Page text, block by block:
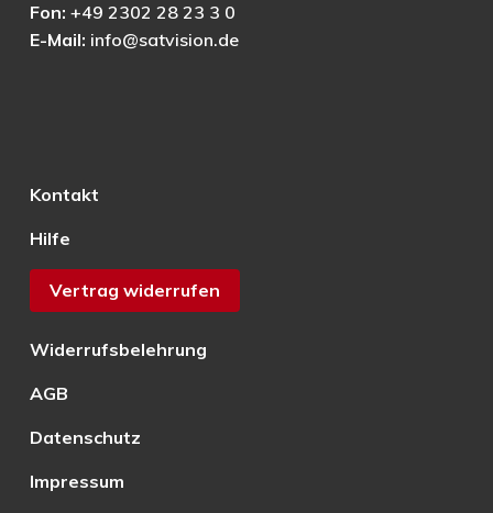
Fon: +49 2302 28 23 3 0
E-Mail: info@satvision.de
Kontakt
Hilfe
Vertrag widerrufen
Widerrufsbelehrung
AGB
Datenschutz
Impressum